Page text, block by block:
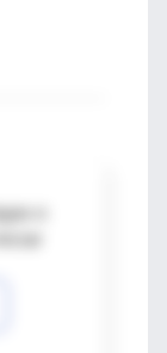
o